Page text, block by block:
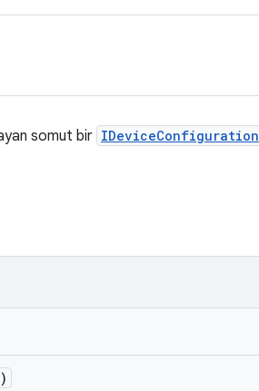
somut bir IDeviceConfiguration